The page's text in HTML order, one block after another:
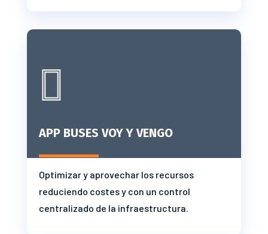

APP BUSES VOY Y VENGO
Optimizar y aprovechar los recursos
reduciendo costes y con un control
centralizado de la infraestructura.